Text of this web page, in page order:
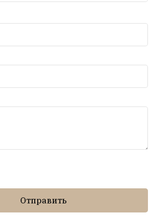
Отправить